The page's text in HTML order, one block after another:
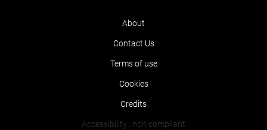
About
Contact Us
Terms of use
Cookies
Credits
Accessibility : non compliant